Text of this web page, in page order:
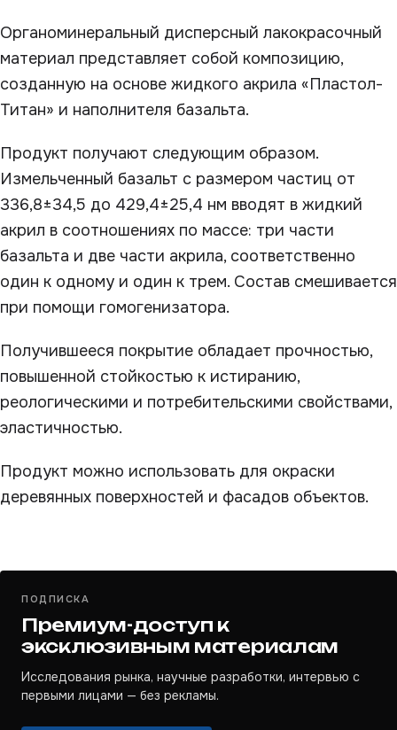
Органоминеральный дисперсный лакокрасочный
материал представляет собой композицию,
созданную на основе жидкого акрила «Пластол-
Титан» и наполнителя базальта.
Продукт получают следующим образом.
Измельченный базальт с размером частиц от
336,8±34,5 до 429,4±25,4 нм вводят в жидкий
акрил в соотношениях по массе: три части
базальта и две части акрила, соответственно
один к одному и один к трем. Состав смешивается
при помощи гомогенизатора.
Получившееся покрытие обладает прочностью,
повышенной стойкостью к истиранию,
реологическими и потребительскими свойствами,
эластичностью.
Продукт можно использовать для окраски
деревянных поверхностей и фасадов объектов.
ПОДПИСКА
Премиум-доступ к
эксклюзивным материалам
Исследования рынка, научные разработки, интервью с
первыми лицами — без рекламы.